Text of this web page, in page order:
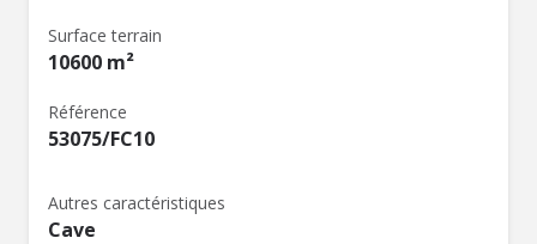
Surface terrain
10600 m²
Référence
53075/FC10
Autres caractéristiques
Cave